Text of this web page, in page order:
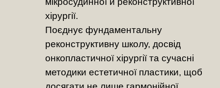
хірургії.
Поєднує фундаментальну
реконструктивну школу, досвід
онкопластичної хірургії та сучасні
методики естетичної пластики, щоб
досягати не лише гармонійної